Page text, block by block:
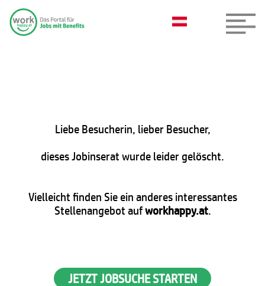
Liebe Besucherin, lieber Besucher,
dieses Jobinserat wurde leider gelöscht.
Vielleicht finden Sie ein anderes interessantes
Stellenangebot aufworkhappy.at.
JETZT JOBSUCHE STARTEN